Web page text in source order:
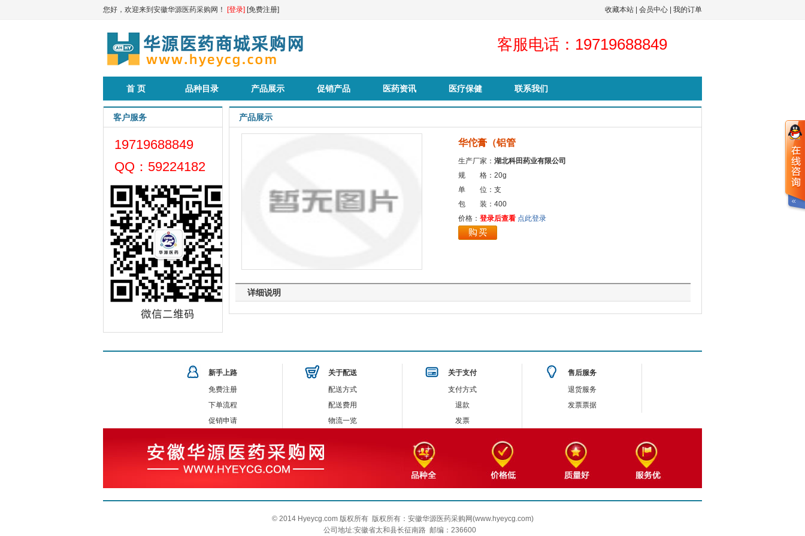
您好，欢迎来到安徽华源医药采购网！ [登录] [免费注册] 收藏本站 会员中心 我的订单
客服电话：19719688849
首 页 品种目录 产品展示 促销产品 医药资讯 医疗保健 联系我们
客户服务
19719688849
QQ：59224182
产品展示
华佗膏（铝管
生产厂家： 湖北科田药业有限公司
规 格：20g
单 位：支
包 装：400
价格： 登录后查看 点此登录
详细说明
新手上路
免费注册
下单流程
促销申请
关于配送
配送方式
配送费用
物流一览
关于支付
支付方式
退款
发票
售后服务
退货服务
发票票据
© 2014 Hyeycg.com 版权所有 版权所有：安徽华源医药采购网(www.hyeycg.com)
公司地址:安徽省太和县长征南路 邮编：236600